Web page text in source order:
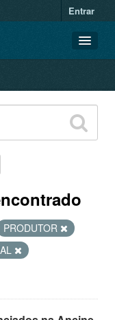
Entrar
PRODUTOR